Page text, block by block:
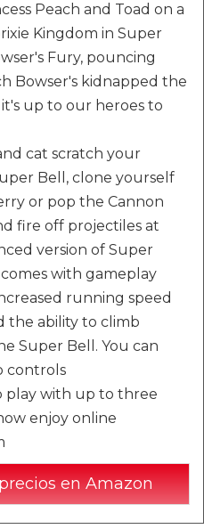
Peach and Toad on a
Kingdom in Super
Fury, pouncing
Bowser's kidnapped the
it's up to our heroes to
cat scratch your
Bell, clone yourself
or pop the Cannon
fire off projectiles at
version of Super
with gameplay
running speed
the ability to climb
Super Bell. You can
controls
play with up to three
enjoy online
en Amazon